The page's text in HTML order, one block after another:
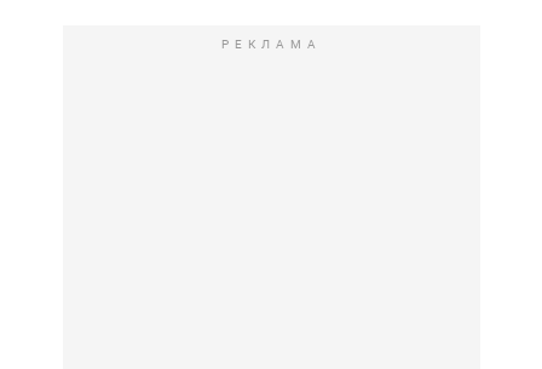
РЕКЛАМА